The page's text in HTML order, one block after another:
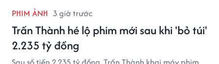
PHIM ẢNH 3 giờ trước
Trấn Thành hé lộ phim mới sau khi 'bỏ túi'
2.235 tỷ đồng